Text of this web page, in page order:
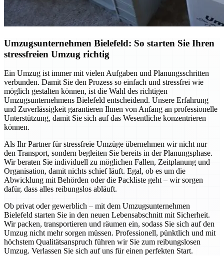
Umzugsunternehmen Bielefeld: So starten Sie Ihren
stressfreien Umzug richtig
Ein Umzug ist immer mit vielen Aufgaben und Planungsschritten
verbunden. Damit Sie den Prozess so einfach und stressfrei wie
möglich gestalten können, ist die Wahl des richtigen
Umzugsunternehmens Bielefeld entscheidend. Unsere Erfahrung
und Zuverlässigkeit garantieren Ihnen von Anfang an professionelle
Unterstützung, damit Sie sich auf das Wesentliche konzentrieren
können.
Als Ihr Partner für stressfreie Umzüge übernehmen wir nicht nur
den Transport, sondern begleiten Sie bereits in der Planungsphase.
Wir beraten Sie individuell zu möglichen Fallen, Zeitplanung und
Organisation, damit nichts schief läuft. Egal, ob es um die
Abwicklung mit Behörden oder die Packliste geht – wir sorgen
dafür, dass alles reibungslos abläuft.
Ob privat oder gewerblich – mit dem Umzugsunternehmen
Bielefeld starten Sie in den neuen Lebensabschnitt mit Sicherheit.
Wir packen, transportieren und räumen ein, sodass Sie sich auf den
Umzug nicht mehr sorgen müssen. Professionell, pünktlich und mit
höchstem Qualitätsanspruch führen wir Sie zum reibungslosen
Umzug. Verlassen Sie sich auf uns für einen perfekten Start.